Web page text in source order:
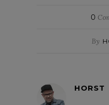
0
By
HORST